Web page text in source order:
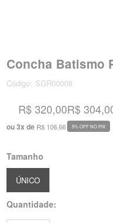
Concha Batismo
Código: SGR00008
R$ 320,00
ou3x de R$ 106,66
R$
5% OFF NO PIX
Tamanho
ÚNICO
Quantidade: